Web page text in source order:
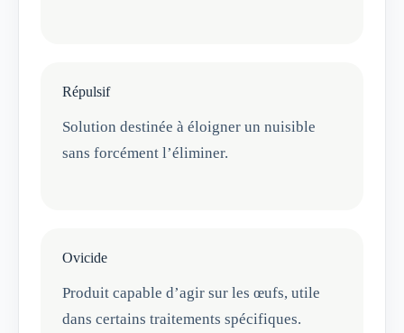
Répulsif
Solution destinée à éloigner un nuisible
sans forcément l’éliminer.
Ovicide
Produit capable d’agir sur les œufs, utile
dans certains traitements spécifiques.